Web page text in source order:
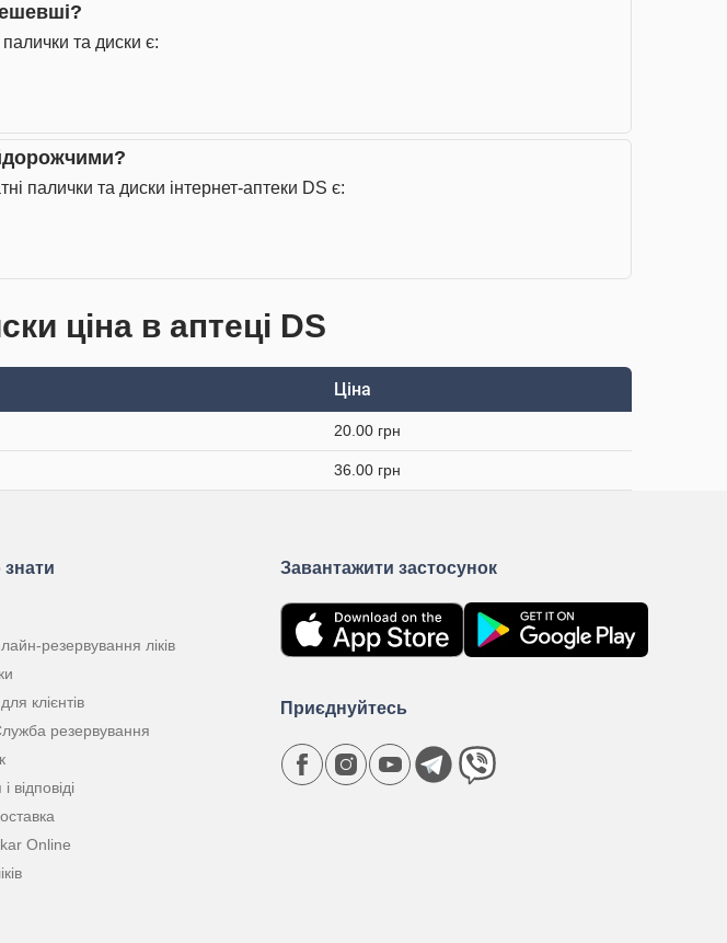
та диски є:
палички та диски інтернет-аптеки DS є:
ціна в аптеці DS
Ціна
20.00 грн
36.00 грн
резервування ліків
клієнтів
резервування
відповіді
Online
Завантажити застосунок
Приєднуйтесь